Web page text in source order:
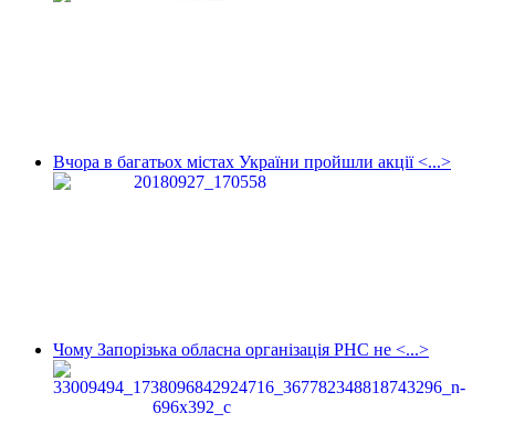
Вчора в багатьох містах України пройшли акції <...>
Чому Запорізька обласна організація РНС не <...>